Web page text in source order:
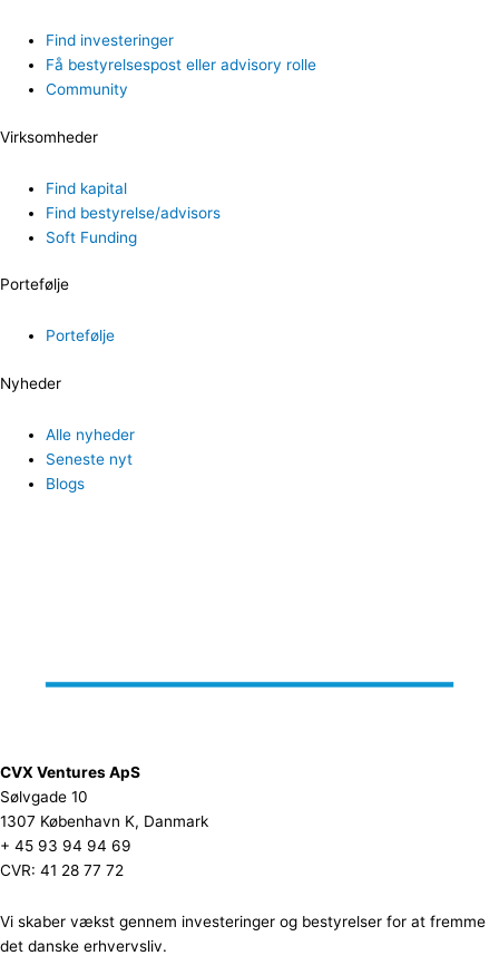
Find investeringer
Få bestyrelsespost eller advisory rolle
Community
Virksomheder
Find kapital
Find bestyrelse/advisors
Soft Funding
Portefølje
Portefølje
Nyheder
Alle nyheder
Seneste nyt
Blogs
CVX Ventures ApS
Sølvgade 10
1307 København K, Danmark
+ 45 93 94 94 69
CVR: 41 28 77 72
Vi skaber vækst gennem investeringer og bestyrelser for at fremme
det danske erhvervsliv.